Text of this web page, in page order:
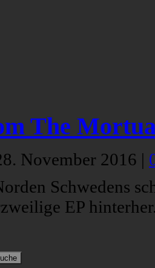
The
November 2016 |
Schwedens
EP